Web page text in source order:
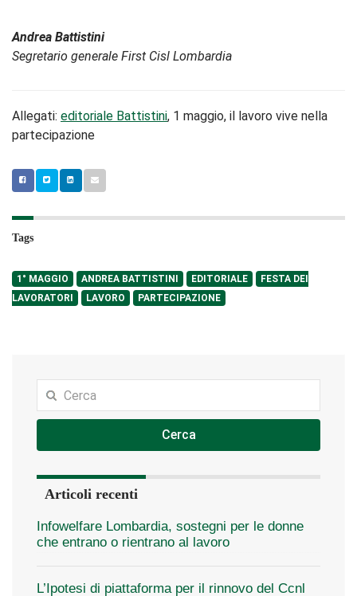
Andrea Battistini
Segretario generale First Cisl Lombardia
Allegati: editoriale Battistini, 1 maggio, il lavoro vive nella
partecipazione
Tags
1° MAGGIO ANDREA BATTISTINI EDITORIALE
FESTA DEI
LAVORATORI
LAVORO PARTECIPAZIONE
Cerca
Articoli recenti
Infowelfare Lombardia, sostegni per le donne
che entrano o rientrano al lavoro
L’Ipotesi di piattaforma per il rinnovo del Ccnl